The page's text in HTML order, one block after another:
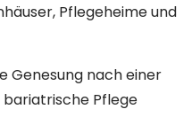
Pflegeheime und
Genesung nach einer
Pflege